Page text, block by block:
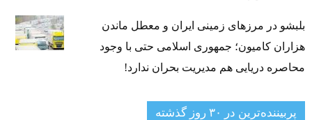
بلبشو در مرزهای زمینی ایران و معطل ماندن
هزاران کامیون؛ جمهوری اسلامی حتی با وجود
محاصره دریایی هم مدیریت بحران ندارد!
پربیننده‌ترین‌ در ۳۰ روز گذشته